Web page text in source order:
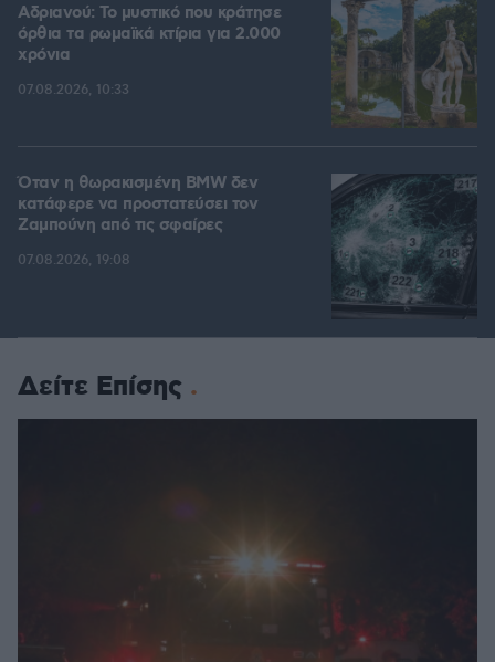
Αδριανού: Το μυστικό που κράτησε
όρθια τα ρωμαϊκά κτίρια για 2.000
χρόνια
07.08.2026, 10:33
Όταν η θωρακισμένη BMW δεν
κατάφερε να προστατεύσει τον
Ζαμπούνη από τις σφαίρες
07.08.2026, 19:08
Δείτε Επίσης